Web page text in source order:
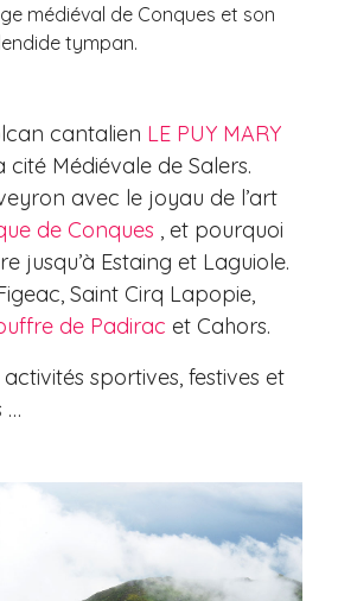
médiéval de Conques et son
tympan.
cantalien LE PUY MARY
cité Médiévale de Salers.
avec le joyau de l’art
de Conques , et pourquoi
jusqu’à Estaing et Laguiole.
Saint Cirq Lapopie,
de Padirac et Cahors.
sportives, festives et
…